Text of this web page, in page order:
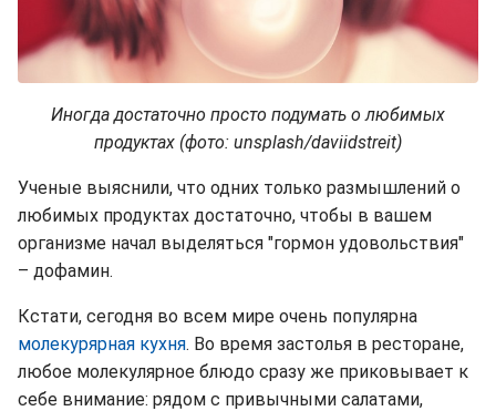
Иногда достаточно просто подумать о любимых
продуктах (фото: unsplash/daviidstreit)
Ученые выяснили, что одних только размышлений о
любимых продуктах достаточно, чтобы в вашем
организме начал выделяться "гормон удовольствия"
– дофамин.
Кстати, сегодня во всем мире очень популярна
молекурярная кухня. Во время застолья в ресторане,
любое молекулярное блюдо сразу же приковывает к
себе внимание: рядом с привычными салатами,